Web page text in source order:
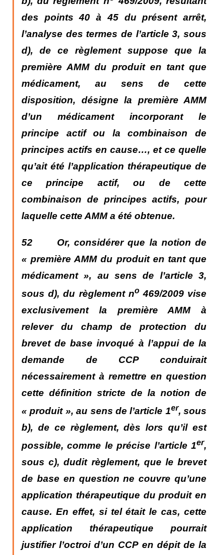
des points 40 à 45 du présent arrêt,
l’analyse des termes de l’article 3, sous
d), de ce règlement suppose que la
première AMM du produit en tant que
médicament, au sens de cette
disposition, désigne la première AMM
d’un médicament incorporant le
principe actif ou la combinaison de
principes actifs en cause…, et ce quelle
qu’ait été l’application thérapeutique de
ce principe actif, ou de cette
combinaison de principes actifs, pour
laquelle cette AMM a été obtenue.
52 Or, considérer que la notion de
« première AMM du produit en tant que
médicament », au sens de l’article 3,
sous d), du règlement no469/2009 vise
exclusivement la première AMM à
relever du champ de protection du
brevet de base invoqué à l’appui de la
demande de CCP conduirait
nécessairement à remettre en question
cette définition stricte de la notion de
« produit », au sens de l’article 1er, sous
b), de ce règlement, dès lors qu’il est
possible, comme le précise l’article 1er,
sous c), dudit règlement, que le brevet
de base en question ne couvre qu’une
application thérapeutique du produit en
cause. En effet, si tel était le cas, cette
application thérapeutique pourrait
justifier l’octroi d’un CCP en dépit de la